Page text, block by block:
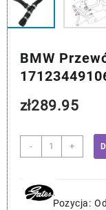
BMW
zł289.95
-
ilość
BMW
Wody
-
+
Pozycja: